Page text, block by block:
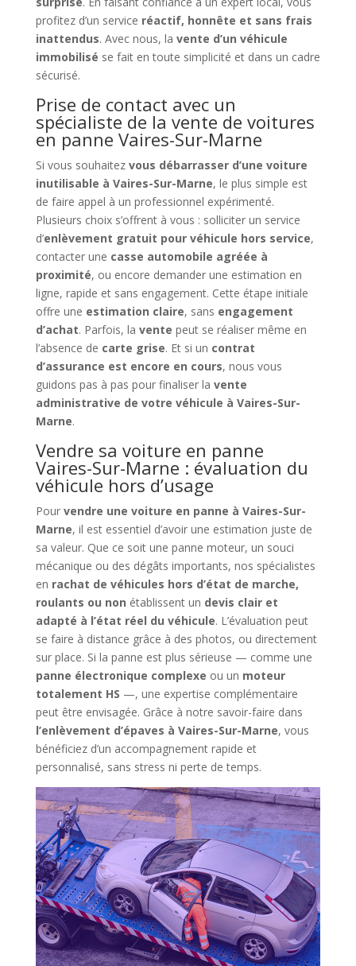
profitez d’un service réactif, honnête et sans frais
inattendus. Avec nous, la vente d’un véhicule
immobilisé se fait en toute simplicité et dans un cadre
sécurisé.
Prise de contact avec un
spécialiste de la vente de voitures
en panne Vaires-Sur-Marne
Si vous souhaitez vous débarrasser d’une voiture
inutilisable à Vaires-Sur-Marne, le plus simple est
de faire appel à un professionnel expérimenté.
Plusieurs choix s’offrent à vous : solliciter un service
d’enlèvement gratuit pour véhicule hors service,
contacter une casse automobile agréée à
proximité, ou encore demander une estimation en
ligne, rapide et sans engagement. Cette étape initiale
offre une estimation claire, sans engagement
d’achat. Parfois, la vente peut se réaliser même en
l’absence de carte grise. Et si un contrat
d’assurance est encore en cours, nous vous
guidons pas à pas pour finaliser la vente
administrative de votre véhicule à Vaires-Sur-
Marne.
Vendre sa voiture en panne
Vaires-Sur-Marne : évaluation du
véhicule hors d’usage
Pour vendre une voiture en panne à Vaires-Sur-
Marne, il est essentiel d’avoir une estimation juste de
sa valeur. Que ce soit une panne moteur, un souci
mécanique ou des dégâts importants, nos spécialistes
en rachat de véhicules hors d’état de marche,
roulants ou non établissent un devis clair et
adapté à l’état réel du véhicule. L’évaluation peut
se faire à distance grâce à des photos, ou directement
sur place. Si la panne est plus sérieuse — comme une
panne électronique complexe ou un moteur
totalement HS —, une expertise complémentaire
peut être envisagée. Grâce à notre savoir-faire dans
l’enlèvement d’épaves à Vaires-Sur-Marne, vous
bénéficiez d’un accompagnement rapide et
personnalisé, sans stress ni perte de temps.